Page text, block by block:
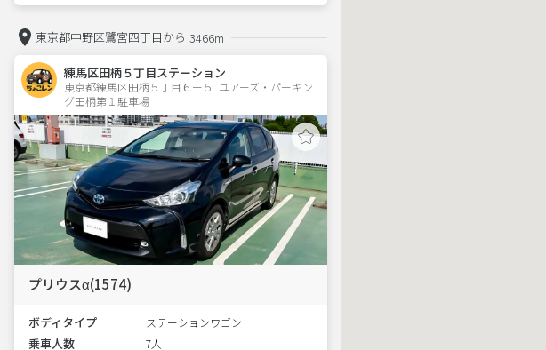
東京都中野区鷺宮四丁目から 3466m
練馬区田柄５丁目ステーション
東京都練馬区田柄５丁目６ー５  ユアーズ・パーキン
グ田柄第１駐車場
プリウスα(1574)
ボディタイプ ステーションワゴン
乗車人数 7人